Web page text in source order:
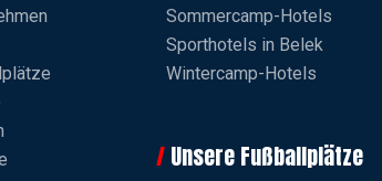
Sommercamp-Hotels
Sporthotels in Belek
Wintercamp-Hotels
Unsere Fußballplätze